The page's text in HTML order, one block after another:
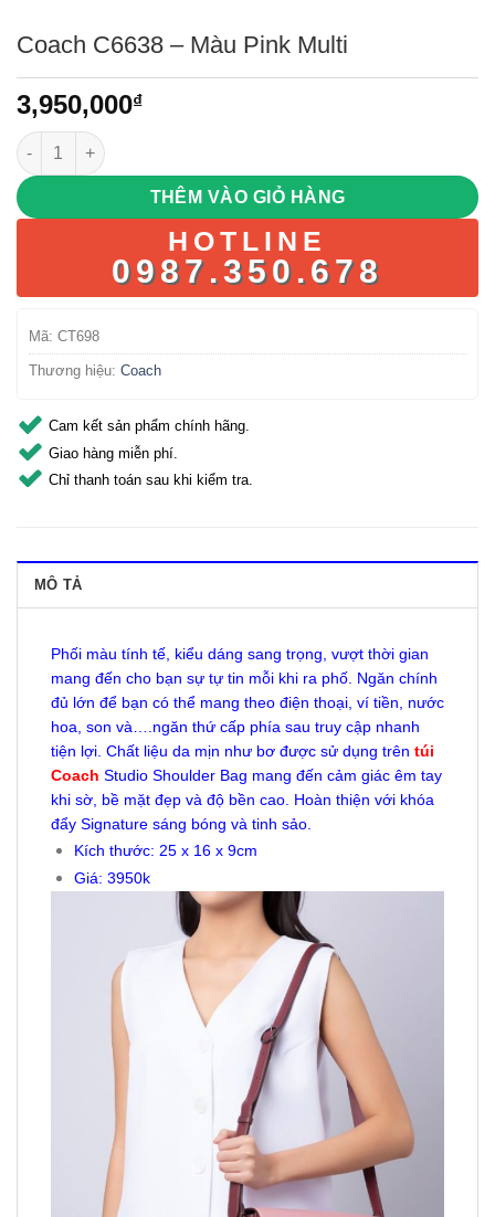
Coach C6638 – Màu Pink Multi
3,950,000₫
Coach C6638 - Màu Pink Multi số lượng
THÊM VÀO GIỎ HÀNG
HOTLINE
0987.350.678
Mã: CT698
Thương hiệu: Coach
Cam kết sản phẩm chính hãng.
Giao hàng miễn phí.
Chỉ thanh toán sau khi kiểm tra.
MÔ TẢ
Phối màu tính tế, kiểu dáng sang trọng, vượt thời gian
mang đến cho bạn sự tự tin mỗi khi ra phố. Ngăn chính
đủ lớn để bạn có thể mang theo điện thoại, ví tiền, nước
hoa, son và….ngăn thứ cấp phía sau truy cập nhanh
tiện lợi. Chất liệu da mịn như bơ được sử dụng trên túi
Coach Studio Shoulder Bag mang đến cảm giác êm tay
khi sờ, bề mặt đẹp và độ bền cao. Hoàn thiện với khóa
đẩy Signature sáng bóng và tinh sảo.
Kích thước: 25 x 16 x 9cm
Giá: 3950k